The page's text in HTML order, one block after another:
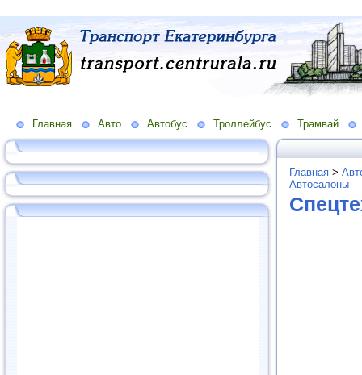
Главная Авто Автобус Троллейбус Трамвай
Главная >
Автосалоны